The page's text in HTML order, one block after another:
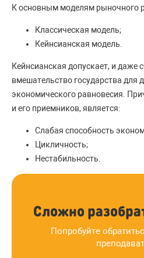
К основным моделям рыночного
Классическая модель;
Кейнсианская модель.
Кейнсианская допускает, и даже
вмешательство государства для
экономического равновесия.
и его приемников, является:
Слабая способность
Цикличность;
Нестабильность.
Сложно
Попробуйте